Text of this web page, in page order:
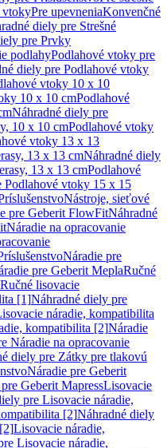
vtokyPre upevneniaKonvenčné
diely pre Strešné
pre Prvky
podlahyPodlahové vtoky pre
diely pre Podlahové vtoky
vtoky 10 x 10
10 x 10 cmPodlahové
Náhradné diely pre
10 x 10 cmPodlahové vtoky
vtoky 13 x 13
13 x 13 cmNáhradné diely
13 x 13 cmPodlahové
Podlahové vtoky 15 x 15
Nástroje, sieťové
pre Geberit FlowFitNáhradné
Náradie na opracovanie
Náradie pre
pre Geberit MeplaRučné
lisovacie
[1]Náhradné diely pre
náradie, kompatibilita
kompatibilita [2]Náradie
Náradie na opracovanie
diely pre Zátky pre tlakovú
Náradie pre Geberit
Geberit MapressLisovacie
pre Lisovacie náradie,
[2]Náhradné diely
Lisovacie náradie,
Lisovacie náradie,